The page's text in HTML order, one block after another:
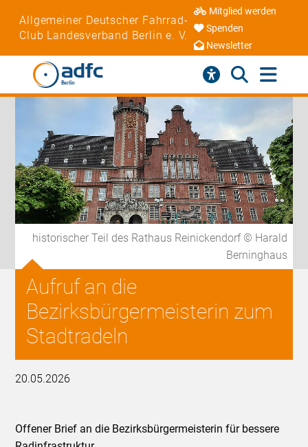
Allgemeiner Deutscher Fahrrad-
Club Landesverband Berlin e. V.
Mitglied werden
Spenden
Newsletter
historischer Teil des Rathaus Reinickendorf © Harald
Berninghaus
Aufruf an die
Bezirksbürgermeisterin zum
Stadtradeln
20.05.2026
Offener Brief an die Bezirksbürgermeisterin für bessere